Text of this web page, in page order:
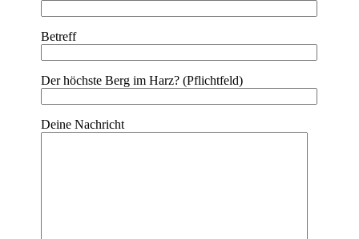
Betreff
Der höchste Berg im Harz? (Pflichtfeld)
Deine Nachricht